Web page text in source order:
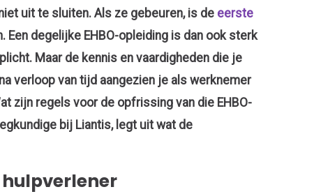
uit te sluiten. Als ze gebeuren, is de eerste
Een degelijke EHBO-opleiding is dan ook sterk
Maar de kennis en vaardigheden die je
na verloop van tijd aangezien je als werknemer
zijn regels voor de opfrissing van die EHBO-
bij Liantis, legt uit wat de
hulpverlener